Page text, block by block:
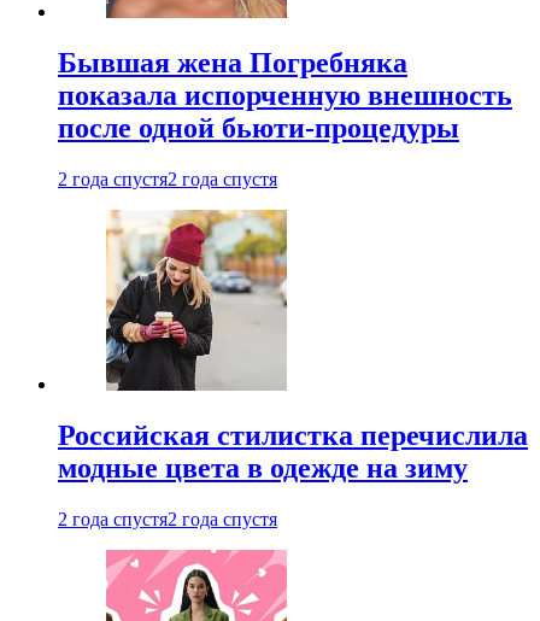
Бывшая жена Погребняка
показала испорченную внешность
после одной бьюти-процедуры
2 года спустя2 года спустя
Российская стилистка перечислила
модные цвета в одежде на зиму
2 года спустя2 года спустя